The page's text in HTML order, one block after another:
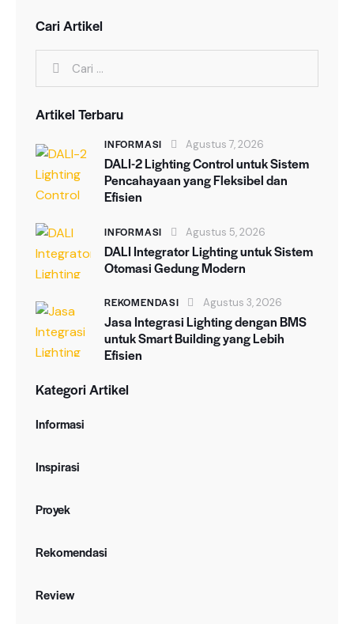
Cari Artikel
Artikel Terbaru
INFORMASI Agustus 7, 2026
DALI-2 Lighting Control untuk Sistem
Pencahayaan yang Fleksibel dan
Efisien
INFORMASI Agustus 5, 2026
DALI Integrator Lighting untuk Sistem
Otomasi Gedung Modern
REKOMENDASI Agustus 3, 2026
Jasa Integrasi Lighting dengan BMS
untuk Smart Building yang Lebih
Efisien
Kategori Artikel
Informasi
Inspirasi
Proyek
Rekomendasi
Review